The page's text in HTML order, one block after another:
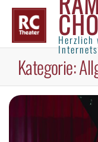
Herzlich
Kategorie: